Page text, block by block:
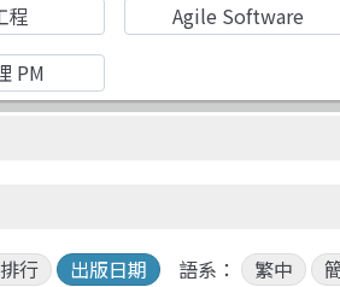
影像辨識
駭客 Hack
程式交易
職涯發展
分散式架構
網路通訊
A K Peters
CRC
滄海
機器人雜誌
程
Agile Software
PM
行 出版日期 語系： 繁中